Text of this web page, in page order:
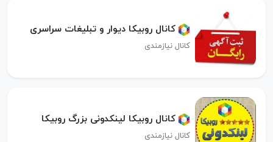
کانال روبیکا دیوار و تبلیغات سراسری
کانال نیازمندی
کانال روبیکا لینکدونی بزرگ روبیکا
کانال نیازمندی